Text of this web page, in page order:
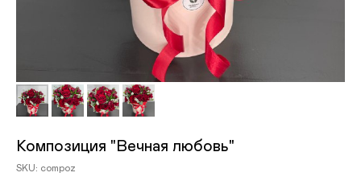
Композиция "Вечная любовь"
SKU: compoz